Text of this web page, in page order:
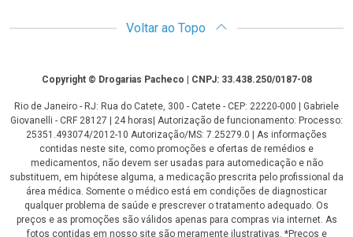
Voltar ao Topo
CopyrightCopyright © Drogarias Pacheco | CNPJ: 33.438.250/0187-08
Rio de Janeiro - RJ: Rua do Catete, 300 - Catete - CEP: 22220-000 | Gabriele
Giovanelli - CRF 28127 | 24 horas| Autorização de funcionamento: Processo:
25351.493074/2012-10 Autorização/MS: 7.25279.0 | As informações
contidas neste site, como promoções e ofertas de remédios e
medicamentos, não devem ser usadas para automedicação e não
substituem, em hipótese alguma, a medicação prescrita pelo profissional da
área médica. Somente o médico está em condições de diagnosticar
qualquer problema de saúde e prescrever o tratamento adequado. Os
preços e as promoções são válidos apenas para compras via internet. As
fotos contidas em nosso site são meramente ilustrativas. *Preços e